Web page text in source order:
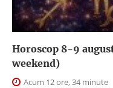
Horoscop 8-9
weekend)
Acum 12 ore, 34 minute